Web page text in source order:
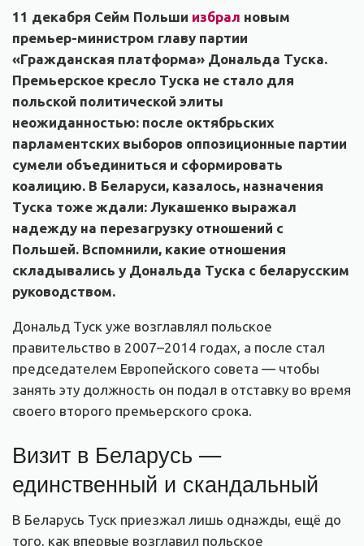
11 декабря Сейм Польши избрал новым
премьер-министром главу партии
«Гражданская платформа» Дональда Туска.
Премьерское кресло Туска не стало для
польской политической элиты
неожиданностью: после октябрьских
парламентских выборов оппозиционные партии
сумели объединиться и сформировать
коалицию. В Беларуси, казалось, назначения
Туска тоже ждали: Лукашенко выражал
надежду на перезагрузку отношений с
Польшей. Вспомнили, какие отношения
складывались у Дональда Туска с беларусским
руководством.
Дональд Туск уже возглавлял польское
правительство в 2007–2014 годах, а после стал
председателем Европейского совета — чтобы
занять эту должность он подал в отставку во время
своего второго премьерского срока.
Визит в Беларусь —
единственный и скандальный
В Беларусь Туск приезжал лишь однажды, ещё до
того, как впервые возглавил польское